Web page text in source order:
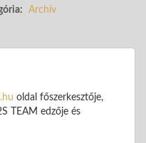
Archív
oldal főszerkesztője,
TEAM edzője és